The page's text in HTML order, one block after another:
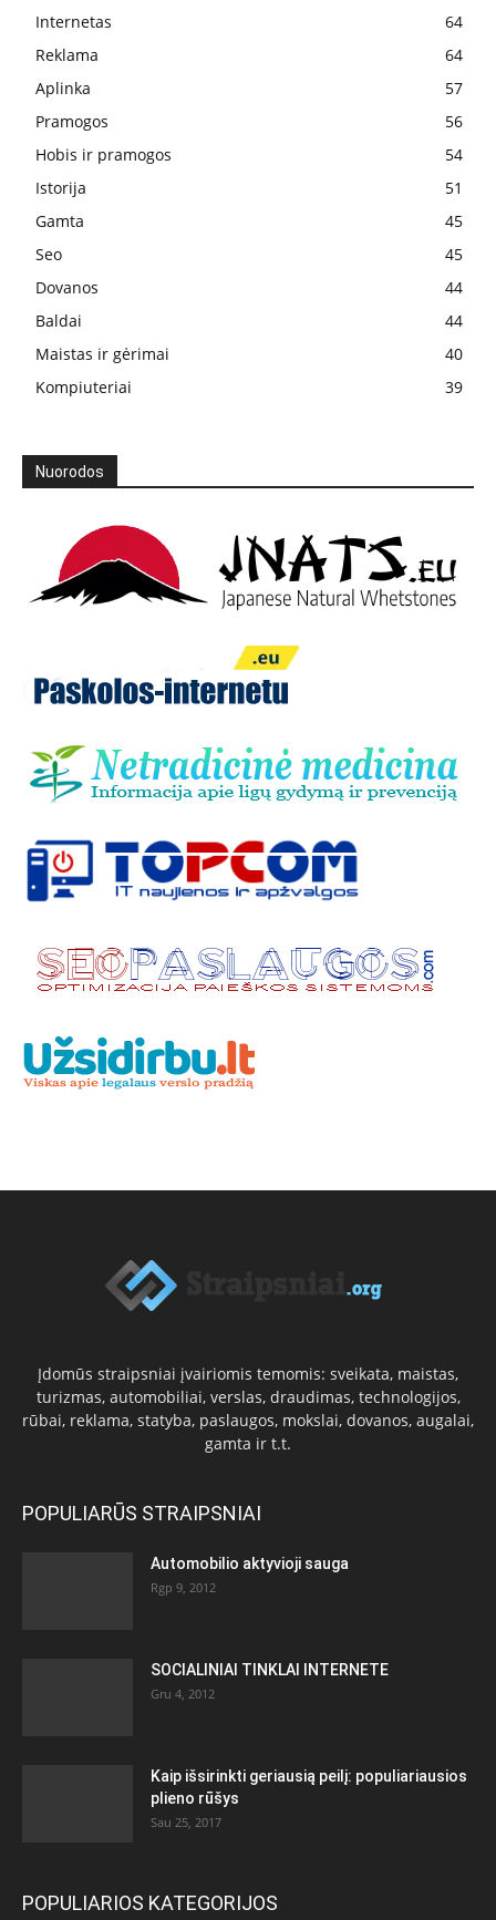
Internetas
64
Reklama
64
Aplinka
57
Pramogos
56
Hobis ir pramogos
54
Istorija
51
Gamta
45
Seo
45
Dovanos
44
Baldai
44
Maistas ir gėrimai
40
Kompiuteriai
39
Nuorodos
Įdomūs straipsniai įvairiomis temomis: sveikata, maistas,
turizmas, automobiliai, verslas, draudimas, technologijos,
rūbai, reklama, statyba, paslaugos, mokslai, dovanos, augalai,
gamta ir t.t.
POPULIARŪS STRAIPSNIAI
Automobilio aktyvioji sauga
Rgp 9, 2012
SOCIALINIAI TINKLAI INTERNETE
Gru 4, 2012
Kaip išsirinkti geriausią peilį: populiariausios
plieno rūšys
Sau 25, 2017
POPULIARIOS KATEGORIJOS